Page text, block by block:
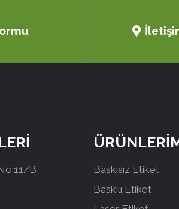
B
Baskısız Etiket
Baskılı Etiket